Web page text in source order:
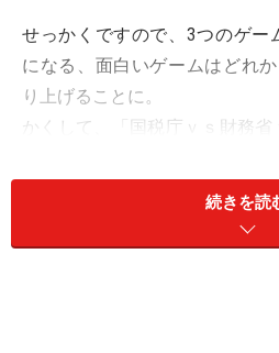
せっかくですので、3つのゲー
になる、面白いゲームはどれ
り上げることに。
かくして、「国税庁ｖｓ財務
官公庁の子供向け金銭教育ゲ
続きを読